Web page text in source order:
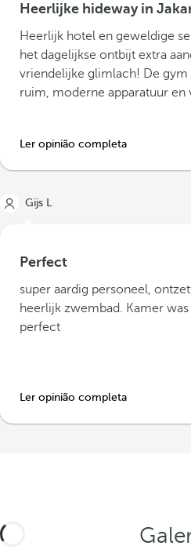
Heerlijke hideway in
Heerlijk hotel en geweldige
het dagelijkse ontbijt extra
vriendelijke glimlach! De
ruim, moderne apparatuur en
Ler opinião completa
Gijs L
Perfect
super aardig personeel,
heerlijk zwembad. Kamer
perfect
Ler opinião completa